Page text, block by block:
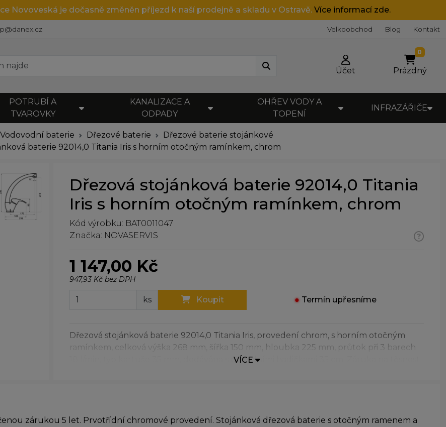
Novoveská je dočasně změněn příjezd k naší prodejně a skladu v Ostravě. Více informací zde.
Velkoobchod Blog Kontakt
Účet
0
Prázdný
POTRUBÍ A
TVAROVKY
KANALIZACE A
ODPADY
OHŘEV VODY A
TOPENÍ
INFRAZÁŘIČE
Vodovodní baterie Dřezové baterie
Dřezové baterie stojánkové
baterie 92014,0 Titania Iris s horním otočným ramínkem, chrom
Dřezová stojánková baterie 92014,0 Titania
Iris s horním otočným ramínkem, chrom
Kód výrobku: BAT0011047
Značka: NOVASERVIS
1 147,00 Kč
947,93 Kč bez DPH
ks Koupit ●Termín upřesníme
Dřezová stojánková baterie 92014,0 Titania Iris, provedení chrom, s horním otočným
ramínkem, celková výška 268 mm, šířka 150 mm, hloubka 225 mm, průtok při 3 barech
18 l/min, typ kartuše 35 mm, dodávána s přívodními hadičkami 35 cm. Záruka na těsnost
VÍCE
zárukou 5 let. Prvotřídní chromové provedení. Stojánková dřezová baterie s otočným ramenem a